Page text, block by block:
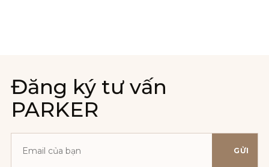
Đăng ký tư vấn
PARKER
GỬI